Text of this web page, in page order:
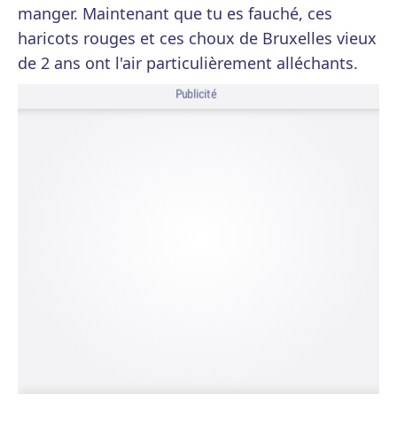
manger. Maintenant que tu es fauché, ces
haricots rouges et ces choux de Bruxelles vieux
de 2 ans ont l'air particulièrement alléchants.
Publicité